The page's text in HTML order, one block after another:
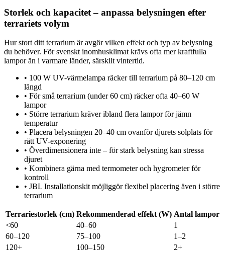
Storlek och kapacitet – anpassa belysningen efter
terrariets volym
Hur stort ditt terrarium är avgör vilken effekt och typ av belysning
du behöver. För svenskt inomhusklimat krävs ofta mer kraftfulla
lampor än i varmare länder, särskilt vintertid.
• 100 W UV-värmelampa räcker till terrarium på 80–120 cm
längd
• För små terrarium (under 60 cm) räcker ofta 40–60 W
lampor
• Större terrarium kräver ibland flera lampor för jämn
temperatur
• Placera belysningen 20–40 cm ovanför djurets solplats för
rätt UV-exponering
• Överdimensionera inte – för stark belysning kan stressa
djuret
• Kombinera gärna med termometer och hygrometer för
kontroll
• JBL Installationskit möjliggör flexibel placering även i större
terrarium
Terrariestorlek (cm) Rekommenderad effekt (W) Antal lampor
<60
40–60
1
60–120
75–100
1–2
120+
100–150 2+